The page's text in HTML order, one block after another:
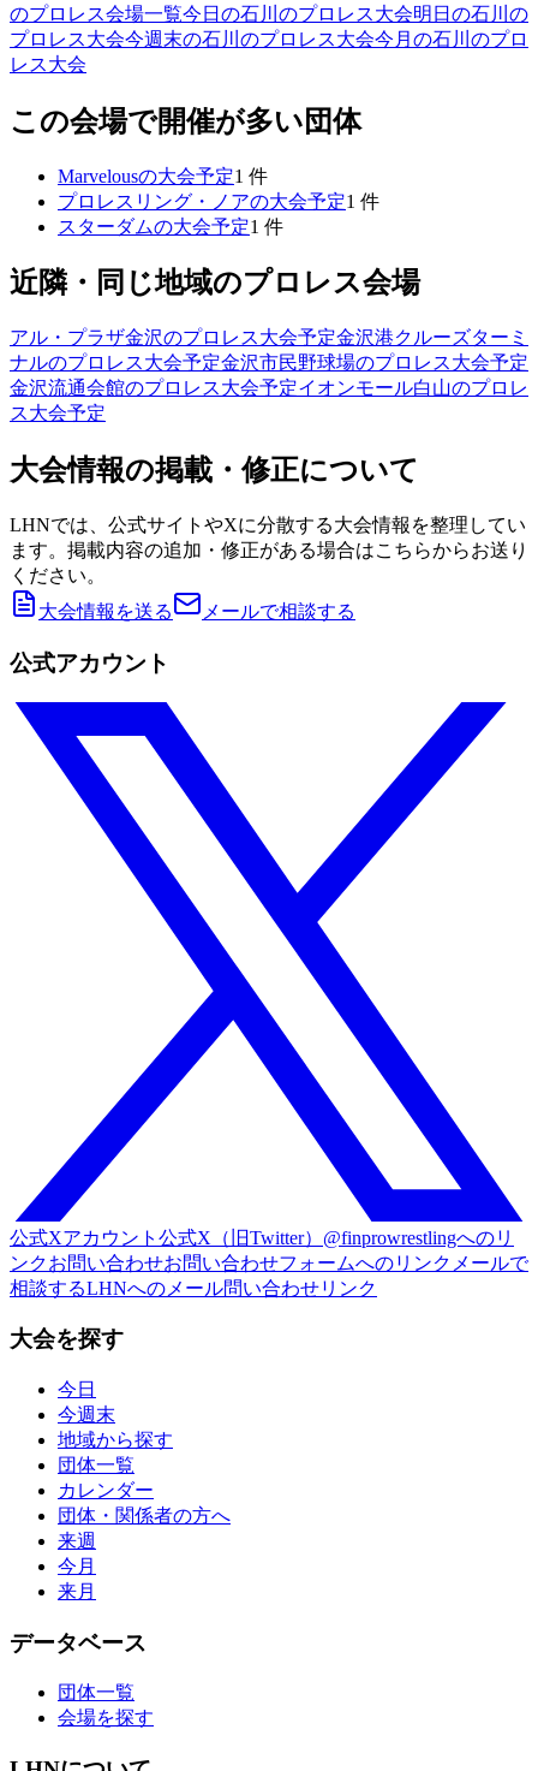
のプロレス会場一覧今日の石川のプロレス大会明日の石川の
プロレス大会今週末の石川のプロレス大会今月の石川のプロ
レス大会
この会場で開催が多い団体
Marvelousの大会予定1 件
プロレスリング・ノアの大会予定1 件
スターダムの大会予定1 件
近隣・同じ地域のプロレス会場
アル・プラザ金沢のプロレス大会予定金沢港クルーズターミ
ナルのプロレス大会予定金沢市民野球場のプロレス大会予定
金沢流通会館のプロレス大会予定イオンモール白山のプロレ
ス大会予定
大会情報の掲載・修正について
LHNでは、公式サイトやXに分散する大会情報を整理してい
ます。掲載内容の追加・修正がある場合はこちらからお送り
ください。
大会情報を送る
メールで相談する
公式アカウント
公式Xアカウント 公式X（旧Twitter）@finprowrestlingへのリ
ンクお問い合わせお問い合わせフォームへのリンク メールで
相談するLHNへのメール問い合わせリンク
大会を探す
今日
今週末
地域から探す
団体一覧
カレンダー
団体・関係者の方へ
来週
今月
来月
データベース
団体一覧
会場を探す